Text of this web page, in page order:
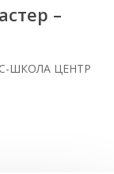
–
ШКОЛА ЦЕНТР